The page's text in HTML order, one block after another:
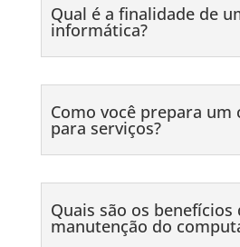
Qual é a finalidade de
informática?
Como você prepara
para serviços?
Quais são os benefícios
manutenção do